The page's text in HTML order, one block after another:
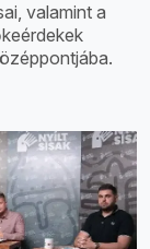
valamint a